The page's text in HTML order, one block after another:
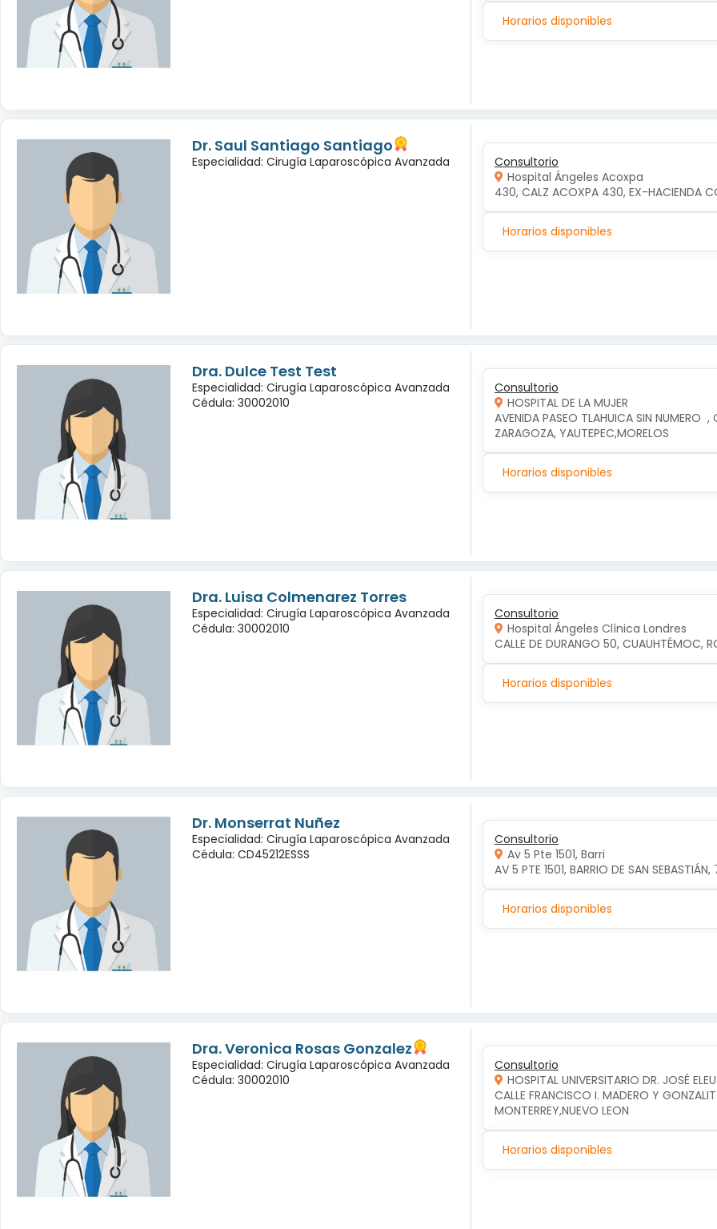
Horarios disponibles
Dr. Saul Santiago Santiago
Especialidad: Cirugía Laparoscópica Avanzada
Consultorio
Hospital Ángeles Acoxpa
430, CALZ ACOXPA 430, EX-HACIENDA
Horarios disponibles
Dra. Dulce Test Test
Especialidad: Cirugía Laparoscópica Avanzada
Cédula: 30002010
Consultorio
HOSPITAL DE LA MUJER
AVENIDA PASEO TLAHUICA SIN NUMERO
ZARAGOZA, YAUTEPEC,MORELOS
Horarios disponibles
Dra. Luisa Colmenarez Torres
Especialidad: Cirugía Laparoscópica Avanzada
Cédula: 30002010
Consultorio
Hospital Ángeles Clínica Londres
CALLE DE DURANGO 50, CUAUHTÉMOC,
Horarios disponibles
Dr. Monserrat Nuñez
Especialidad: Cirugía Laparoscópica Avanzada
Cédula: CD45212ESSS
Consultorio
Av 5 Pte 1501, Barri
AV 5 PTE 1501, BARRIO DE SAN
Horarios disponibles
Dra. Veronica Rosas Gonzalez
Especialidad: Cirugía Laparoscópica Avanzada
Cédula: 30002010
Consultorio
HOSPITAL UNIVERSITARIO DR. JOSÉ
CALLE FRANCISCO I. MADERO Y
MONTERREY,NUEVO LEON
Horarios disponibles